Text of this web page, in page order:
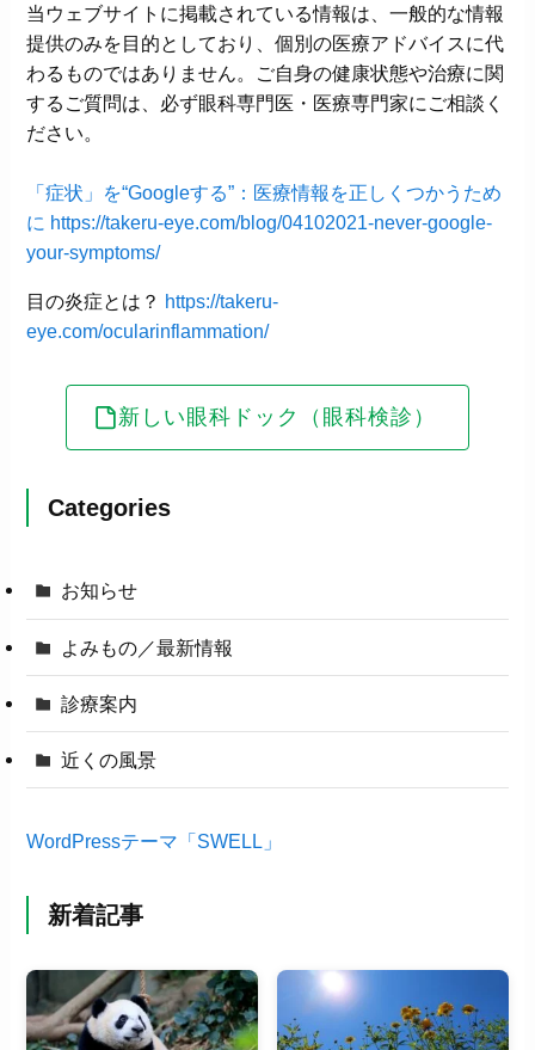
当ウェブサイトに掲載されている情報は、一般的な情報
提供のみを目的としており、個別の医療アドバイスに代
わるものではありません。ご自身の健康状態や治療に関
するご質問は、必ず眼科専門医・医療専門家にご相談く
ださい。
「症状」を“Googleする”：医療情報を正しくつかうため
に https://takeru-eye.com/blog/04102021-never-google-
your-symptoms/
目の炎症とは？ https://takeru-
eye.com/ocularinflammation/
新しい眼科ドック（眼科検診）
Categories
お知らせ
よみもの／最新情報
診療案内
近くの風景
WordPressテーマ「SWELL」
新着記事